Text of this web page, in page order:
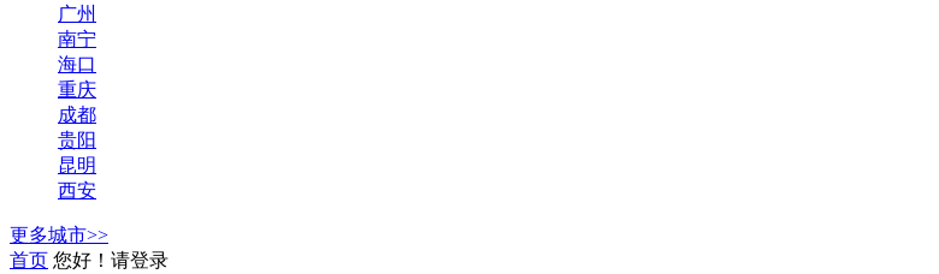
广州
南宁
海口
重庆
成都
贵阳
昆明
西安
更多城市>>
首页 您好！请登录